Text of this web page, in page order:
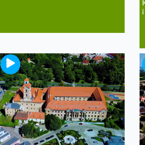
Żary
Miasto historii, muzyki i
...Zielonego Lasu